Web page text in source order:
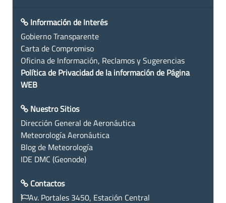
Información de Interés
Gobierno Transparente
Carta de Compromiso
Oficina de Información, Reclamos y Sugerencias
Política de Privacidad de la información de Página
WEB
Nuestro Sitios
Dirección General de Aeronáutica
Meteorología Aeronáutica
Blog de Meteorología
IDE DMC (Geonode)
Contactos
Av. Portales 3450, Estación Central